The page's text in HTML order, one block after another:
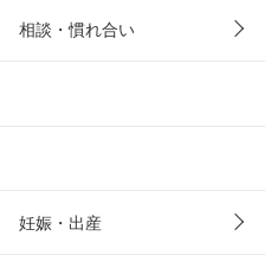
相談・慣れ合い
妊娠・出産